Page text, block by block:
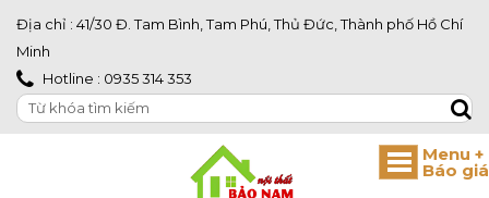
Địa chỉ : 41/30 Đ. Tam Bình, Tam Phú, Thủ Đức, Thành phố Hồ Chí
Minh
Hotline : 0935 314 353